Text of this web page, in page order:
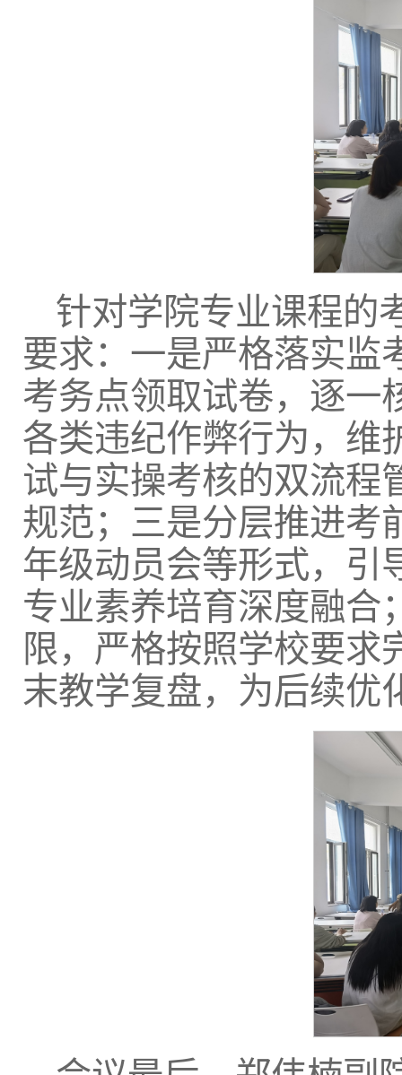
针对学院专业课程的
要求：一是严格落实监
考务点领取试卷，逐一
各类违纪作弊行为，维
试与实操考核的双流程
规范；三是分层推进考
年级动员会等形式，引
专业素养培育深度融合
限，严格按照学校要
末教学复盘，为后续优